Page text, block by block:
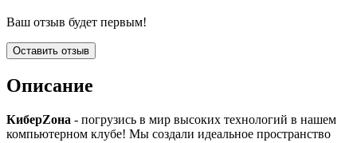
Ваш отзыв будет первым!
Оставить отзыв
Описание
КиберZона - погрузись в мир высоких технологий в нашем
компьютерном клубе! Мы создали идеальное пространство